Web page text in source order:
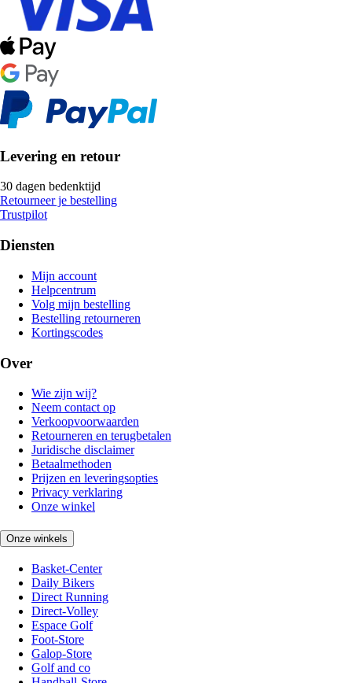
Levering en retour
30 dagen bedenktijd
Retourneer je bestelling
Trustpilot
Diensten
Mijn account
Helpcentrum
Volg mijn bestelling
Bestelling retourneren
Kortingscodes
Over
Wie zijn wij?
Neem contact op
Verkoopvoorwaarden
Retourneren en terugbetalen
Juridische disclaimer
Betaalmethoden
Prijzen en leveringsopties
Privacy verklaring
Onze winkel
Onze winkels
Basket-Center
Daily Bikers
Direct Running
Direct-Volley
Espace Golf
Foot-Store
Galop-Store
Golf and co